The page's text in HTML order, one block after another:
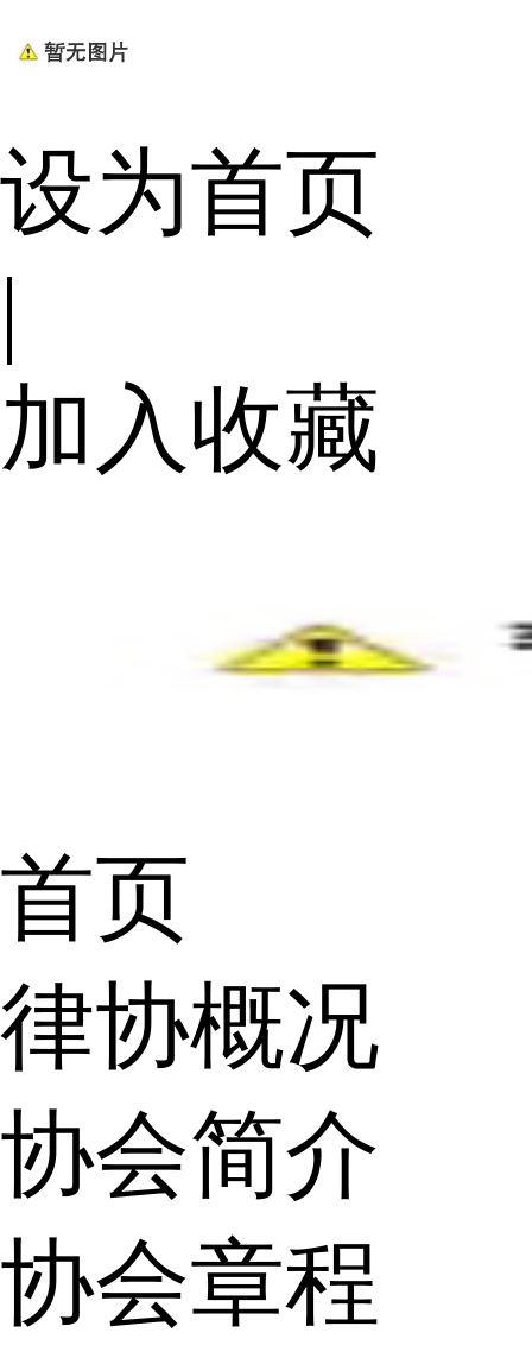
设为首页
|
加入收藏
首页
律协概况
协会简介
协会章程